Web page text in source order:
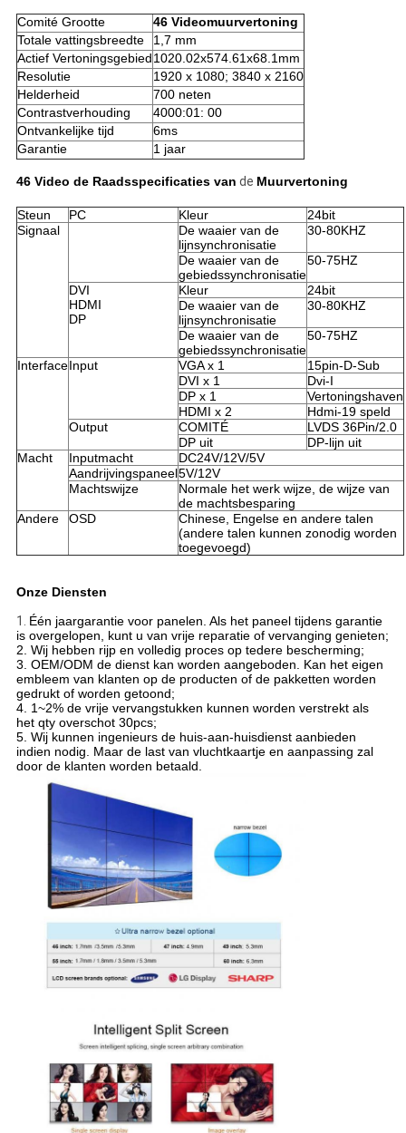
Comité Grootte
46 Videomuurvertoning
Totale vattingsbreedte
1,7 mm
Actief Vertoningsgebied1020.02x574.61x68.1mm
Resolutie
1920 x 1080; 3840 x 2160
Helderheid
700 neten
Contrastverhouding
4000:01: 00
Ontvankelijke tijd
6ms
Garantie
1 jaar
46 Video de Raadsspecificaties van de Muurvertoning
Steun PC Kleur
24bit
Signaal
De waaier van de
lijnsynchronisatie
30-80KHZ
De waaier van de
gebiedssynchronisatie
50-75HZ
DVI
HDMI
DP
Kleur
24bit
De waaier van de
lijnsynchronisatie
30-80KHZ
De waaier van de
gebiedssynchronisatie
50-75HZ
InterfaceInput VGA x 1
15pin-D-Sub
DVI x 1
Dvi-I
DP x 1
Vertoningshaven
HDMI x 2
Hdmi-19 speld
Output
COMITÉ
LVDS 36Pin/2.0
DP uit
DP-lijn uit
Macht
Inputmacht
DC24V/12V/5V
Aandrijvingspaneel5V/12V
Machtswijze
Normale het werk wijze, de wijze van
de machtsbesparing
Andere
OSD
Chinese, Engelse en andere talen
(andere talen kunnen zonodig worden
toegevoegd)
Onze Diensten
1. Één jaargarantie voor panelen. Als het paneel tijdens garantie
is overgelopen, kunt u van vrije reparatie of vervanging genieten;
2. Wij hebben rijp en volledig proces op tedere bescherming;
3. OEM/ODM de dienst kan worden aangeboden. Kan het eigen
embleem van klanten op de producten of de pakketten worden
gedrukt of worden getoond;
4. 1~2% de vrije vervangstukken kunnen worden verstrekt als
het qty overschot 30pcs;
5. Wij kunnen ingenieurs de huis-aan-huisdienst aanbieden
indien nodig. Maar de last van vluchtkaartje en aanpassing zal
door de klanten worden betaald.